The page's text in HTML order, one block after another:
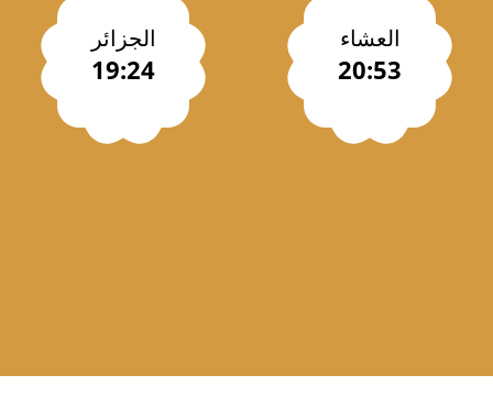
الجزائر
19:24
العشاء
20:53